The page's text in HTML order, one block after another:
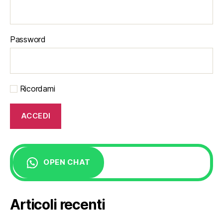
Password
Ricordami
OPEN CHAT
Articoli recenti